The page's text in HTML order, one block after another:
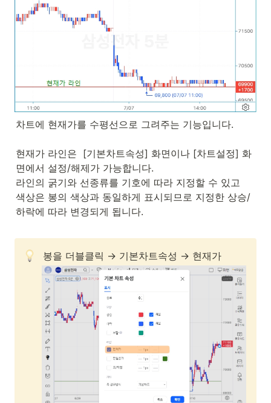
차트에 현재가를 수평선으로 그려주는 기능입니다.
현재가 라인은  [기본차트속성] 화면이나 [차트설정] 화
면에서 설정/해제가 가능합니다.
라인의 굵기와 선종류를 기호에 따라 지정할 수 있고
색상은 봉의 색상과 동일하게 표시되므로 지정한 상승/
하락에 따라 변경되게 됩니다.
봉을 더블클릭 → 기본차트속성 → 현재가